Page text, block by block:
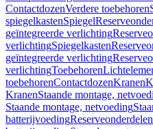
ContactdozenVerdere toebehoren
spiegelkastenSpiegel
geïntegreerde verlichting
verlichtingSpiegelkasten
geïntegreerde verlichting
verlichtingToebehoren
toebehorenContactdozenKranen
KranenStaande montage,
Staande montage, netvoeding
batterijvoeding